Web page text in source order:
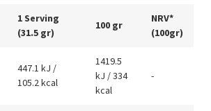
1 Serving
(31.5 gr)
100 gr
NRV*
(100gr)
447.1 kJ /
105.2 kcal
1419.5
kJ / 334
kcal
-